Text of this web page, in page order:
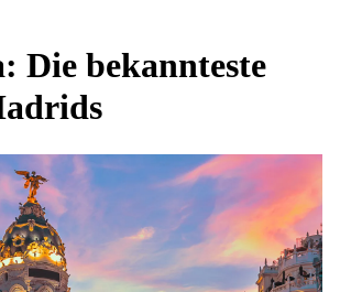
Die bekannteste